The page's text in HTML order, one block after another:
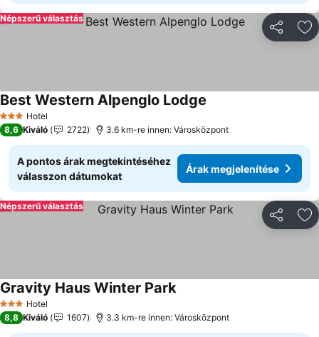
Népszerű választás
3 Kategória
Hotel
Best Western Alpenglo Lodge
8,6 Kiváló 2722 3.6 km-re innen: Városközpont
A pontos árak megtekintéséhez
válasszon dátumokat
Árak megjelenítése
Népszerű választás
3 Kategória
Hotel
Gravity Haus Winter ParkÁrak megjelenítése
8,8 Kiváló 1607 3.3 km-re innen: Városközpont